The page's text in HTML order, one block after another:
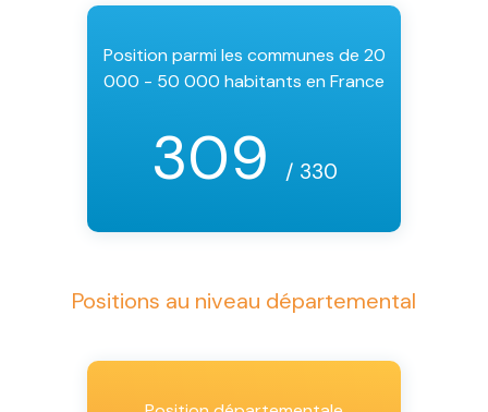
Position parmi les communes de 20
000 - 50 000 habitants en France
309 / 330
Positions au niveau départemental